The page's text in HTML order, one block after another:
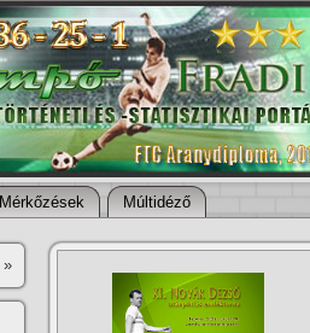
Mérkőzések Múltidéző
»